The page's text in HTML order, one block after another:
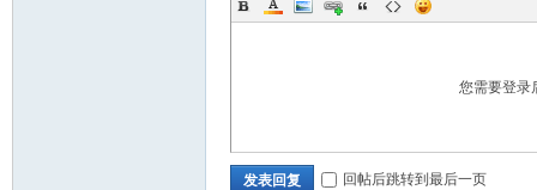
您需要登录
发表回复 回帖后跳转到最后一页